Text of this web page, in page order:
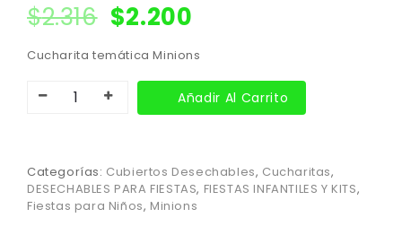
$2.316 $2.200
Cucharita temática Minions
Añadir Al Carrito
Categorías: Cubiertos Desechables, Cucharitas,
DESECHABLES PARA FIESTAS, FIESTAS INFANTILES Y KITS,
Fiestas para Niños, Minions